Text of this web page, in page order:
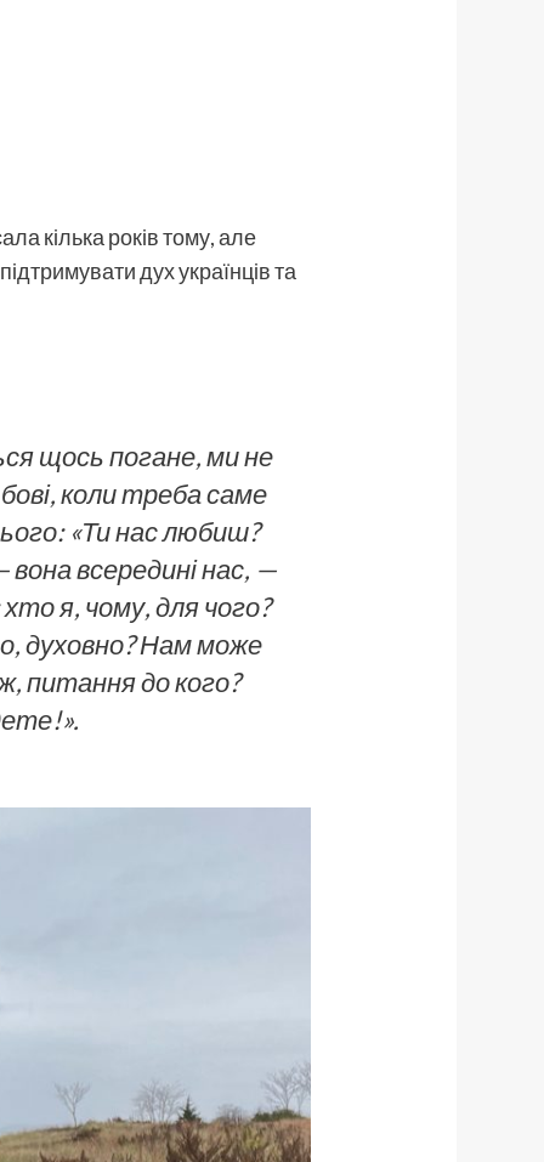
кілька років тому, але
дух українців та
щось погане, ми не
коли треба саме
«Ти нас любиш?
всередині нас, —
я, чому, для чого?
духовно? Нам може
питання до кого?